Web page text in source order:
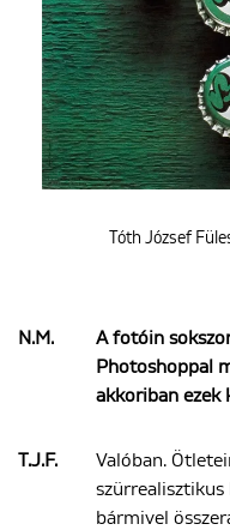
Tóth József
N.M.
A fotóin
Photoshoppal
akkoriban ezek
T.J.F.
Valóban.
szürrealisztikus
bármivel